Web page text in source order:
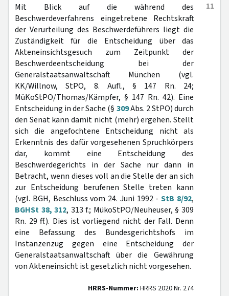
11
Mit Blick auf die während des
Beschwerdeverfahrens eingetretene Rechtskraft
der Verurteilung des Beschwerdeführers liegt die
Zuständigkeit für die Entscheidung über das
Akteneinsichtsgesuch zum Zeitpunkt der
Beschwerdeentscheidung bei der
Generalstaatsanwaltschaft München (vgl.
KK/Willnow, StPO, 8. Aufl., § 147 Rn. 24;
MüKoStPO/Thomas/Kämpfer, § 147 Rn. 42). Eine
Entscheidung in der Sache (§ 309Abs. 2 StPO) durch
den Senat kann damit nicht (mehr) ergehen. Stellt
sich die angefochtene Entscheidung nicht als
Erkenntnis des dafür vorgesehenen Spruchkörpers
dar, kommt eine Entscheidung des
Beschwerdegerichts in der Sache nur dann in
Betracht, wenn dieses voll an die Stelle der an sich
zur Entscheidung berufenen Stelle treten kann
(vgl. BGH, Beschluss vom 24. Juni 1992 -StB 8/92,
BGHSt 38, 312, 313 f.; MükoStPO/Neuheuser, § 309
Rn. 29 ff.). Dies ist vorliegend nicht der Fall. Denn
eine Befassung des Bundesgerichtshofs im
Instanzenzug gegen eine Entscheidung der
Generalstaatsanwaltschaft über die Gewährung
von Akteneinsicht ist gesetzlich nicht vorgesehen.
HRRS-Nummer: HRRS 2020 Nr. 274